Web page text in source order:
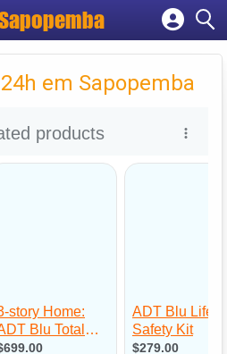
Cadastrar empresa
Criar conta
em Sapopemba